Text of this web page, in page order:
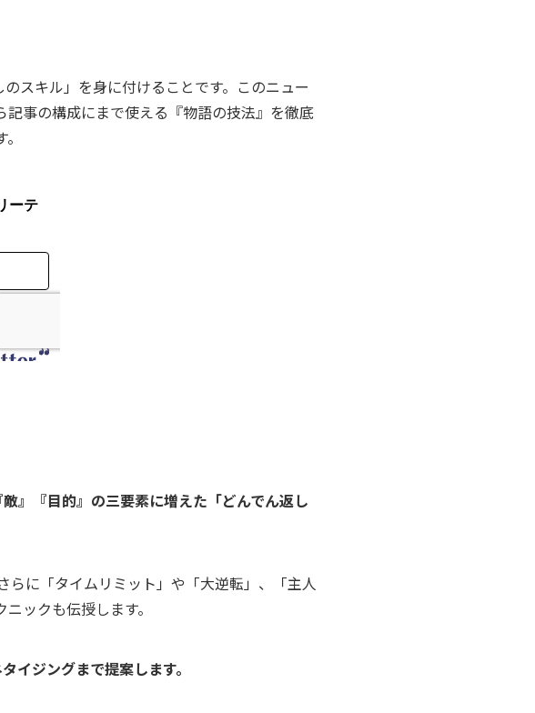
スキル」を身に付けることです。このニュー
事の構成にまで使える『物語の技法』を徹底
』『目的』の三要素に増えた「どんでん返し
らに「タイムリミット」や「大逆転」、「主人
ックも伝授します。
イジングまで提案します。